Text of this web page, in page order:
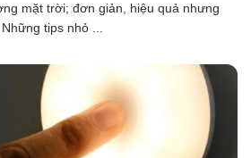
mặt trời; đơn giản, hiệu quả nhưng
tips nhỏ ...